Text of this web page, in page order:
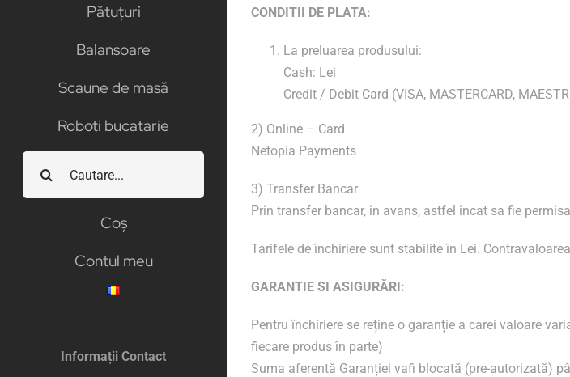
Pătuțuri
Balansoare
Scaune de masă
Roboti bucatarie
Coș
Contul meu
Informații Contact
CONDITII DE PLATA:
La preluarea produsului:
Cash: Lei
Credit / Debit Card (VISA, MASTERCARD,
2) Online – Card
Netopia Payments
3) Transfer Bancar
Prin transfer bancar, in avans, astfel incat sa fie
Tarifele de închiriere sunt stabilite în Lei.
GARANTIE SI ASIGURĂRI:
Pentru închiriere se reține o garanție a carei valoare
fiecare produs în parte)
Suma aferentă Garanției vafi blocată (pre-autorizată)